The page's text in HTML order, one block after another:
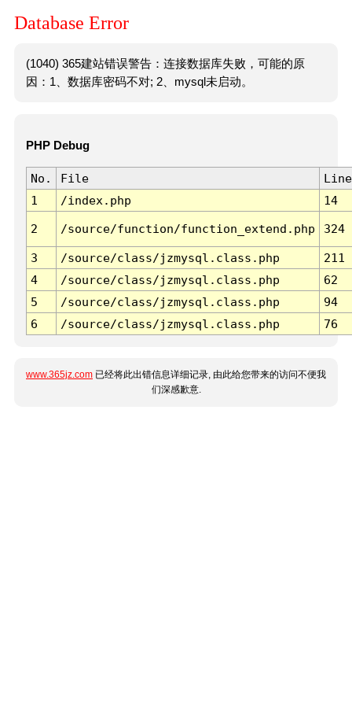
Database Error
(1040) 365建站错误警告：连接数据库失败，可能的原
因：1、数据库密码不对; 2、mysql未启动。
PHP Debug
No. File
Line
1
/index.php 14
2 /source/function/function_extend.php 324
3 /source/class/jzmysql.class.php
211
4
/source/class/jzmysql.class.php
62
5
/source/class/jzmysql.class.php
94
6
/source/class/jzmysql.class.php 76
www.365jz.com 已经将此出错信息详细记录, 由此给您带来的访问不便我
们深感歉意.